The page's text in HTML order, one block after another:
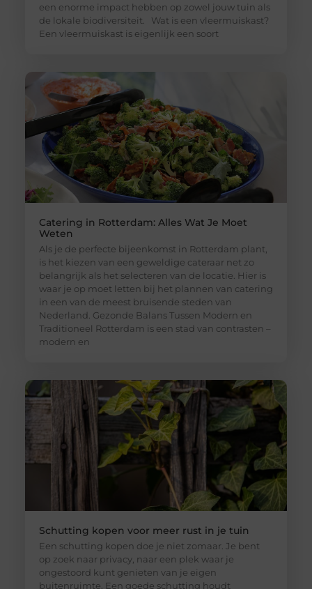
een enorme impact hebben op zowel jouw tuin als
de lokale biodiversiteit. Wat is een vleermuiskast?
Een vleermuiskast is eigenlijk een soort
Catering in Rotterdam: Alles Wat Je Moet
Weten
Als je de perfecte bijeenkomst in Rotterdam plant,
is het kiezen van een geweldige cateraar net zo
belangrijk als het selecteren van de locatie. Hier is
waar je op moet letten bij het plannen van catering
in een van de meest bruisende steden van
Nederland. Gezonde Balans Tussen Modern en
Traditioneel Rotterdam is een stad van contrasten –
modern en
Schutting kopen voor meer rust in je tuin
Een schutting kopen doe je niet zomaar. Je bent
op zoek naar privacy, naar een plek waar je
ongestoord kunt genieten van je eigen
buitenruimte. Een goede schutting houdt